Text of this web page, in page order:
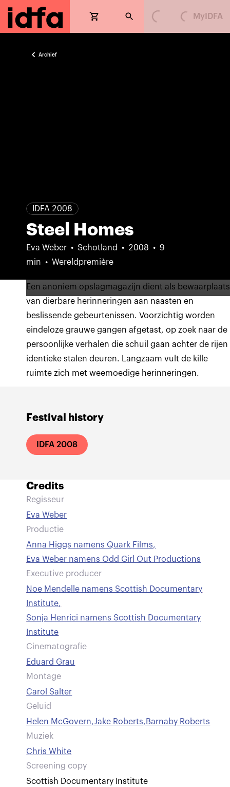
Loading...Loading...MyIDFA
Archief
IDFA 2008
Steel Homes
Eva Weber Schotland 2008
9
min
Wereldpremière
Festival history
IDFA 2008
Een anoniem opslagmagazijn dient als bewaarplaats
van dierbare herinneringen aan naasten en
beslissende gebeurtenissen. Voorzichtig worden
eindeloze grauwe gangen afgetast, op zoek naar de
persoonlijke verhalen die schuil gaan achter de rijen
identieke stalen deuren. Langzaam vult de kille
ruimte zich met weemoedige herinneringen.
Credits
Regisseur
Eva Weber
Productie
Anna Higgs namens Quark Films,
Eva Weber namens Odd Girl Out Productions
Executive producer
Noe Mendelle namens Scottish Documentary
Institute,
Sonja Henrici namens Scottish Documentary
Institute
Cinematografie
Eduard Grau
Montage
Carol Salter
Geluid
Helen McGovern,Jake Roberts,Barnaby Roberts
Muziek
Chris White
Screening copy
Scottish Documentary Institute